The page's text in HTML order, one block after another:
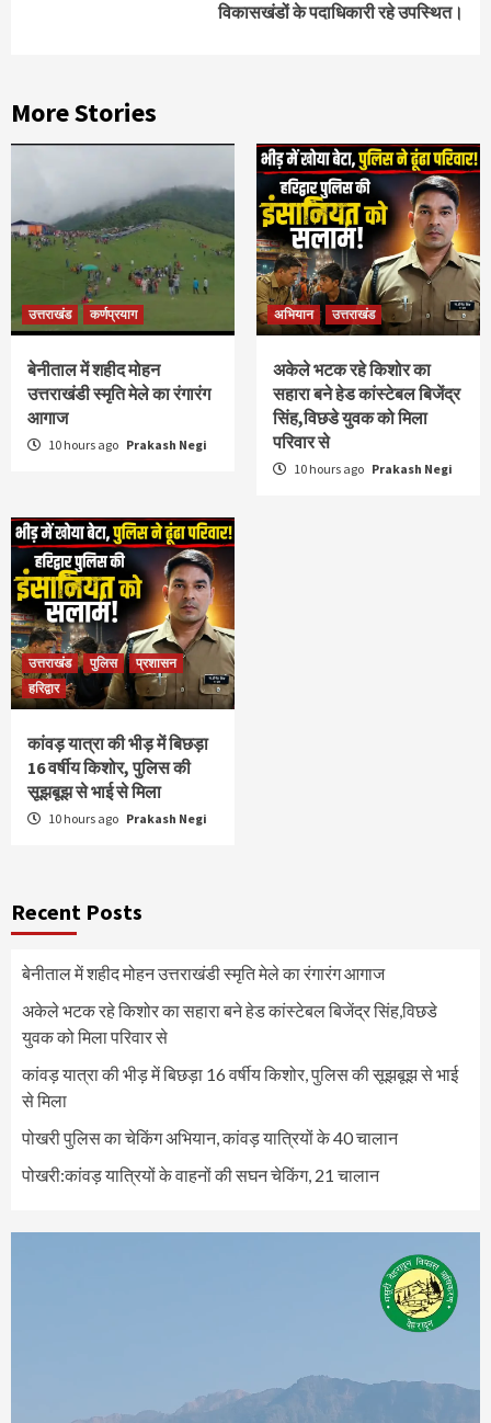
विकासखंडों के पदाधिकारी रहे उपस्थित।
More Stories
उत्तराखंड कर्णप्रयाग
बेनीताल में शहीद मोहन
उत्तराखंडी स्मृति मेले का रंगारंग
आगाज
10 hours ago Prakash Negi
अभियान उत्तराखंड
अकेले भटक रहे किशोर का
सहारा बने हेड कांस्टेबल बिजेंद्र
सिंह,विछडे युवक को मिला
परिवार से
10 hours ago Prakash Negi
उत्तराखंड पुलिस
प्रशासन
हरिद्वार
कांवड़ यात्रा की भीड़ में बिछड़ा
16 वर्षीय किशोर, पुलिस की
सूझबूझ से भाई से मिला
10 hours ago Prakash Negi
Recent Posts
बेनीताल में शहीद मोहन उत्तराखंडी स्मृति मेले का रंगारंग आगाज
अकेले भटक रहे किशोर का सहारा बने हेड कांस्टेबल बिजेंद्र सिंह,विछडे
युवक को मिला परिवार से
कांवड़ यात्रा की भीड़ में बिछड़ा 16 वर्षीय किशोर, पुलिस की सूझबूझ से भाई
से मिला
पोखरी पुलिस का चेकिंग अभियान, कांवड़ यात्रियों के 40 चालान
पोखरी:कांवड़ यात्रियों के वाहनों की सघन चेकिंग, 21 चालान